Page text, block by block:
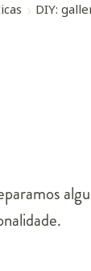
DIY: